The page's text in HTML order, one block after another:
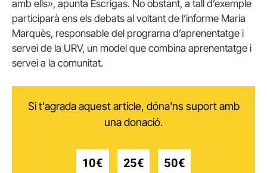
amb ells», apunta Escrigas. No obstant, a tall d’exemple
participarà ens els debats al voltant de l’informe Maria
Marquès, responsable del programa d’aprenentatge i
servei de la URV, un model que combina aprenentatge i
servei a la comunitat.
Si t'agrada aquest article, dóna'ns suport amb
una donació.
10€ 25€ 50€